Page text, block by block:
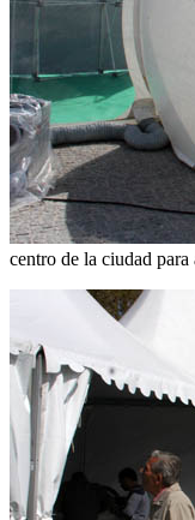
centro de la ciudad